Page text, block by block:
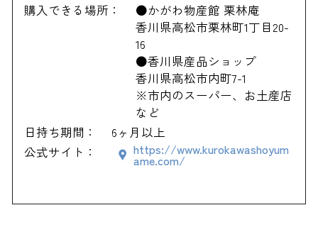
購入できる場所：
●かがわ物産館 栗林庵
香川県高松市栗林町1丁目20-
16
●香川県産品ショップ
香川県高松市内町7-1
※市内のスーパー、お土産店
など
日持ち期間：
6ヶ月以上
公式サイト：
https://www.kurokawashoyum
ame.com/